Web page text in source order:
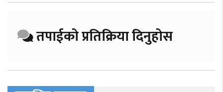
तपाईको प्रतिक्रिया दिनुहोस